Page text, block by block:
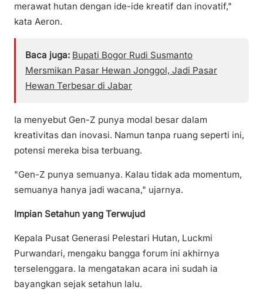
merawat hutan dengan ide-ide kreatif dan inovatif,"
kata Aeron.
Baca juga: Bupati Bogor Rudi Susmanto
Mersmikan Pasar Hewan Jonggol, Jadi Pasar
Hewan Terbesar di Jabar
Ia menyebut Gen-Z punya modal besar dalam
kreativitas dan inovasi. Namun tanpa ruang seperti ini,
potensi mereka bisa terbuang.
"Gen-Z punya semuanya. Kalau tidak ada momentum,
semuanya hanya jadi wacana," ujarnya.
Impian Setahun yang Terwujud
Kepala Pusat Generasi Pelestari Hutan, Luckmi
Purwandari, mengaku bangga forum ini akhirnya
terselenggara. Ia mengatakan acara ini sudah ia
bayangkan sejak setahun lalu.